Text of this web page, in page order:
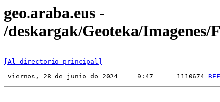
geo.araba.eus -
/deskargak/Geoteka/Imagenes/
[Al directorio principal]
viernes, 28 de junio de 2024     9:47      1110674